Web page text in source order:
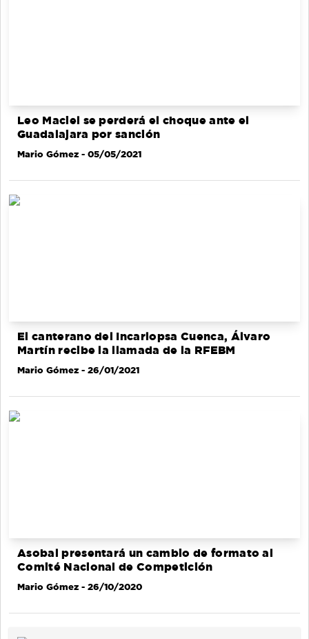
Leo Maciel se perderá el choque ante el
Guadalajara por sanción
Mario Gómez - 05/05/2021
El canterano del Incarlopsa Cuenca, Álvaro
Martín recibe la llamada de la RFEBM
Mario Gómez - 26/01/2021
Asobal presentará un cambio de formato al
Comité Nacional de Competición
Mario Gómez - 26/10/2020